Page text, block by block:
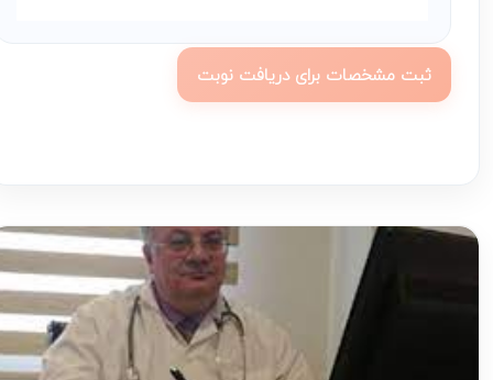
ثبت مشخصات برای دریافت نوبت